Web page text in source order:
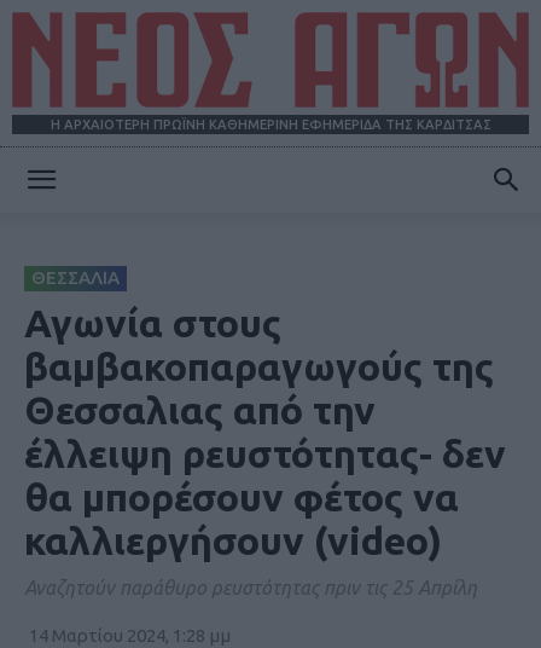
Η ΑΡΧΑΙΟΤΕΡΗ ΠΡΩΪΝΗ ΚΑΘΗΜΕΡΙΝΗ ΕΦΗΜΕΡΙΔΑ ΤΗΣ ΚΑΡΔΙΤΣΑΣ
ΘΕΣΣΑΛΙΑ
Αγωνία στους
βαμβακοπαραγωγούς της
Θεσσαλιας από την
έλλειψη ρευστότητας- δεν
θα μπορέσουν φέτος να
καλλιεργήσουν (video)
Αναζητούν παράθυρο ρευστότητας πριν τις 25 Απρίλη
14 Μαρτίου 2024, 1:28 μμ